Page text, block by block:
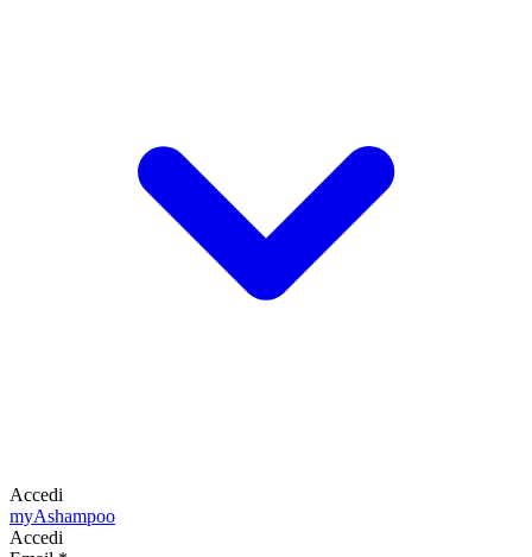
Accedi
myAshampoo
Accedi